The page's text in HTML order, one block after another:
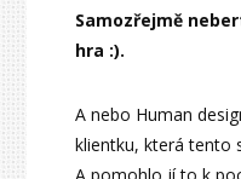
Samozřejmě
hra :).
A nebo Human
klientku, která tento